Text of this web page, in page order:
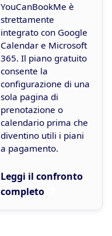
YouCanBookMe è
strettamente
integrato con Google
Calendar e Microsoft
365. Il piano gratuito
consente la
configurazione di una
sola pagina di
prenotazione o
calendario prima che
diventino utili i piani
a pagamento.
Leggi il confronto
completo